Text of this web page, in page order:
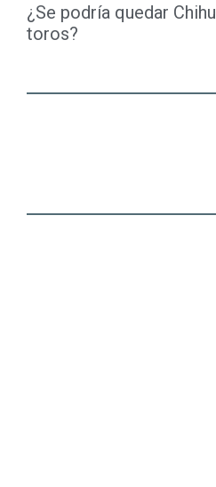
¿Se podría quedar
toros?